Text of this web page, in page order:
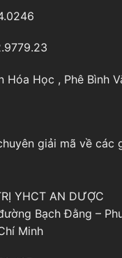
Hóa Học , Phê Bình
giải mã về các
YHCT AN DƯỢC
Bạch Đằng –
Minh